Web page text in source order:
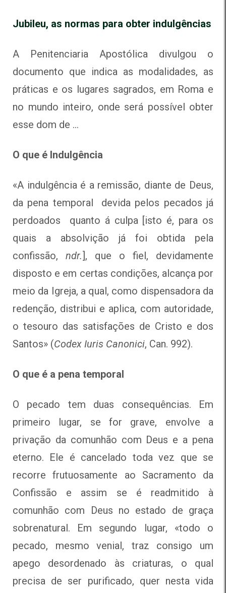
Jubileu, as normas para obter indulgências
A Penitenciaria Apostólica divulgou o
documento que indica as modalidades, as
práticas e os lugares sagrados, em Roma e
no mundo inteiro, onde será possível obter
esse dom de …
O que é Indulgência
«A indulgência é a remissão, diante de Deus,
da pena temporal devida pelos pecados já
perdoados quanto á culpa [isto é, para os
quais a absolvição já foi obtida pela
confissão, ndr.], que o fiel, devidamente
disposto e em certas condições, alcança por
meio da Igreja, a qual, como dispensadora da
redenção, distribui e aplica, com autoridade,
o tesouro das satisfações de Cristo e dos
Santos» (Codex Iuris Canonici, Can. 992).
O que é a pena temporal
O pecado tem duas consequências. Em
primeiro lugar, se for grave, envolve a
privação da comunhão com Deus e a pena
eterno. Ele é cancelado toda vez que se
recorre frutuosamente ao Sacramento da
Confissão e assim se é readmitido à
comunhão com Deus no estado de graça
sobrenatural. Em segundo lugar, «todo o
pecado, mesmo venial, traz consigo um
apego desordenado às criaturas, o qual
precisa de ser purificado, quer nesta vida